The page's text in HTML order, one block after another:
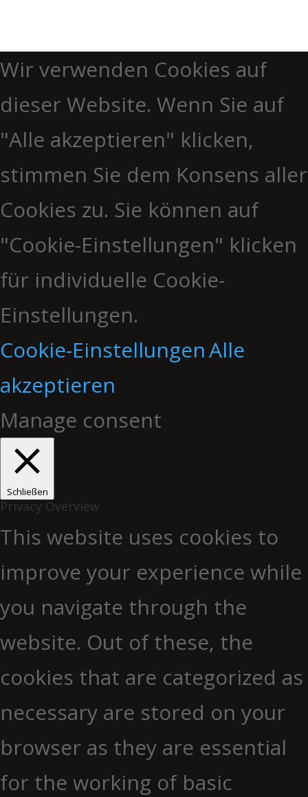
Wir verwenden Cookies auf
dieser Website. Wenn Sie auf
"Alle akzeptieren" klicken,
stimmen Sie dem Konsens aller
Cookies zu. Sie können auf
"Cookie-Einstellungen" klicken
für individuelle Cookie-
Einstellungen.
Cookie-EinstellungenAlle
akzeptieren
Manage consent
Schließen
Privacy Overview
This website uses cookies to
improve your experience while
you navigate through the
website. Out of these, the
cookies that are categorized as
necessary are stored on your
browser as they are essential
for the working of basic